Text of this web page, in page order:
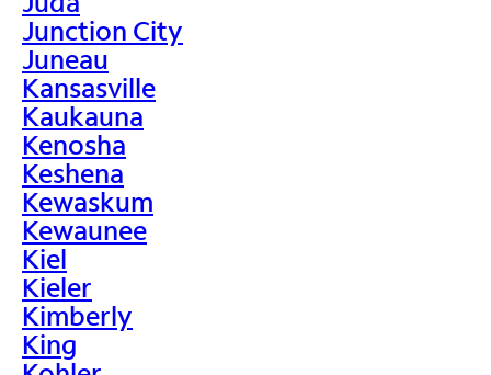
Junction City
Juneau
Kansasville
Kaukauna
Kenosha
Keshena
Kewaskum
Kewaunee
Kiel
Kieler
Kimberly
King